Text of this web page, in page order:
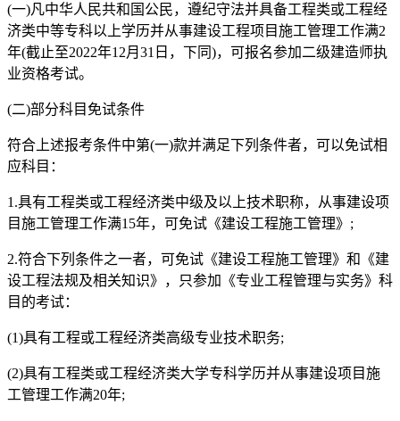
(一)凡中华人民共和国公民，遵纪守法并具备工程类或工程经
济类中等专科以上学历并从事建设工程项目施工管理工作满2
年(截止至2022年12月31日，下同)，可报名参加二级建造师执
业资格考试。
(二)部分科目免试条件
符合上述报考条件中第(一)款并满足下列条件者，可以免试相
应科目：
1.具有工程类或工程经济类中级及以上技术职称，从事建设项
目施工管理工作满15年，可免试《建设工程施工管理》;
2.符合下列条件之一者，可免试《建设工程施工管理》和《建
设工程法规及相关知识》，只参加《专业工程管理与实务》科
目的考试：
(1)具有工程或工程经济类高级专业技术职务;
(2)具有工程类或工程经济类大学专科学历并从事建设项目施
工管理工作满20年;